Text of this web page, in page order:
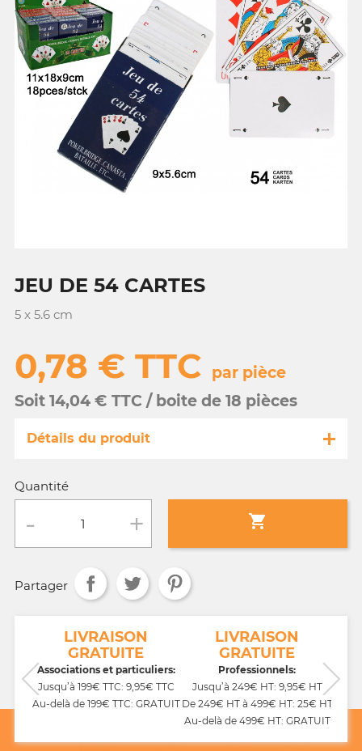
JEU DE 54 CARTES
5 x 5.6 cm
0,78 € TTC par pièce
Soit 14,04 € TTC / boite de 18 pièces
Détails du produit
Référence
Conditionnement :
Age :
Quantité

Partager
LIVRAISON
GRATUITE
Associations et particuliers:
Jusqu’à 199€ TTC: 9,95€ TTC
Au-delà de 199€ TTC: GRATUIT
LIVRAISON
GRATUITE
Professionnels:
Jusqu’à 249€ HT: 9,95€ HT
De 249€ HT à 499€ HT: 25€ HT
Au-delà de 499€ HT: GRATUIT